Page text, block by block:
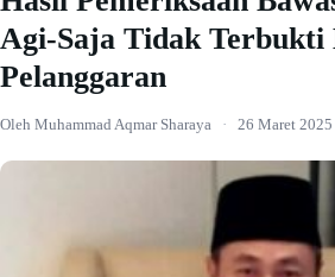
Agi-Saja Tidak Terbukti
Pelanggaran
Oleh Muhammad Aqmar Sharaya · 26 Maret 2025